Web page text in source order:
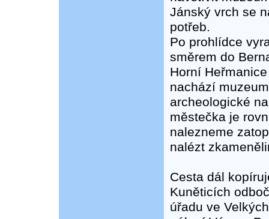
Jánský vrch se
potřeb.
Po prohlídce
směrem do
Horní
nachází
archeologické
městečka je
nalezneme
nalézt
Cesta dál
Kuněticích
úřadu ve